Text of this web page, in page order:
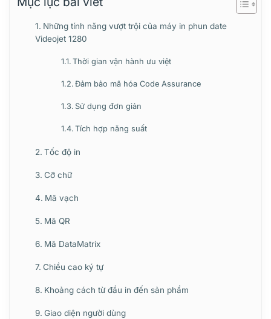
Những tính năng vượt trội của máy in phun date
Videojet 1280
Thời gian vận hành ưu việt
Đảm bảo mã hóa Code Assurance
Sử dụng đơn giản
Tích hợp năng suất
Tốc độ in
Cỡ chữ
Mã vạch
Mã QR
Mã DataMatrix
Chiều cao ký tự
Khoảng cách từ đầu in đến sản phẩm
Giao diện người dùng